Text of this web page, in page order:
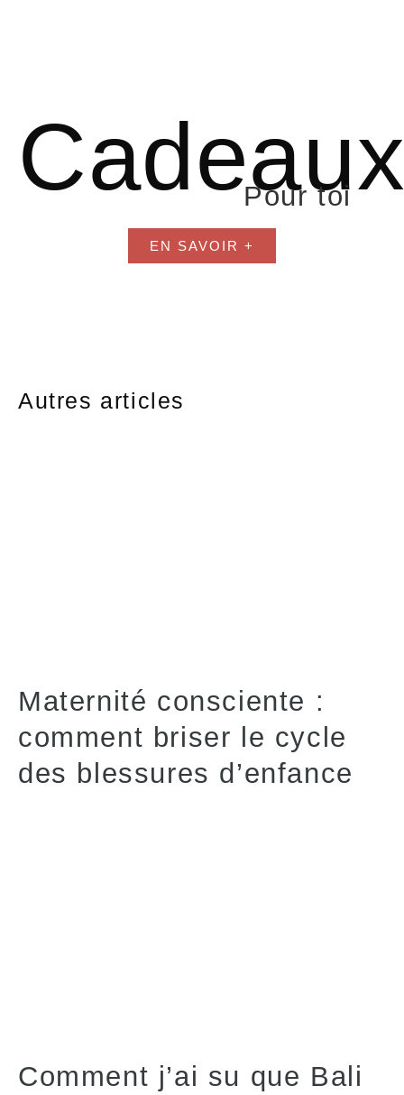
Pour toi
EN SAVOIR +
Autres articles
Maternité consciente :
comment briser le cycle
des blessures d’enfance
Comment j’ai su que Bali